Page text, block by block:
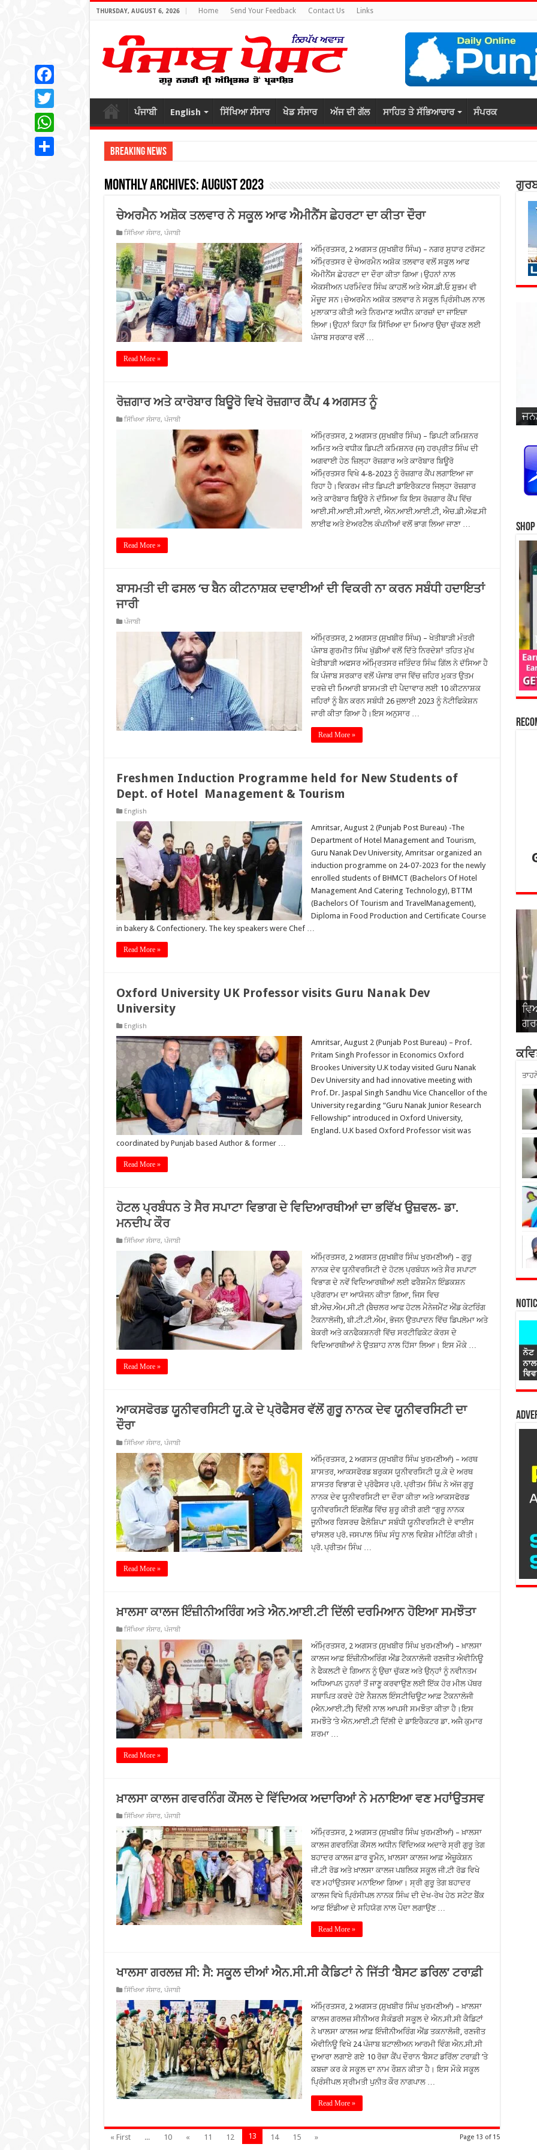
THURSDAY, AUGUST 6, 2026 Home Send Your Feedback Contact Us Links
ਪੰਜਾਬੀ English ਸਿੱਖਿਆ ਸੰਸਾਰ ਖੇਡ ਸੰਸਾਰ ਅੱਜ ਦੀ ਗੱਲ ਸਾਹਿਤ ਤੇ ਸੱਭਿਆਚਾਰ ਸੰਪਰਕ
Breaking News
Monthly Archives:August 2023
ਚੇਅਰਮੈਨ ਅਸ਼ੋਕ ਤਲਵਾਰ ਨੇ ਸਕੂਲ ਆਫ ਐਮੀਨੈਂਸ ਛੇਹਰਟਾ ਦਾ ਕੀਤਾ ਦੌਰਾ
ਸਿੱਖਿਆ ਸੰਸਾਰ, ਪੰਜਾਬੀ
ਅੰਮ੍ਰਿਤਸਰ, 2 ਅਗਸਤ (ਸੁਖਬੀਰ ਸਿੰਘ) – ਨਗਰ ਸੁਧਾਰ ਟਰੱਸਟ
ਅੰਮ੍ਰਿਤਸਰ ਦੇ ਚੇਅਰਮੈਨ ਅਸ਼ੋਕ ਤਲਵਾਰ ਵਲੋਂ ਸਕੂਲ ਆਫ
ਐਮੀਨੈਂਸ ਛੇਹਰਟਾ ਦਾ ਦੌਰਾ ਕੀਤਾ ਗਿਆ।ਉਹਨਾਂ ਨਾਲ
ਐਕਸੀਅਨ ਪਰਮਿੰਦਰ ਸਿੰਘ ਕਾਹਲੋਂ ਅਤੇ ਐਸ.ਡੀ.ਓ ਸ਼ੁਭਮ ਵੀ
ਮੌਜ਼ੂਦ ਸਨ।ਚੇਅਰਮੈਨ ਅਸ਼ੋਕ ਤਲਵਾਰ ਨੇ ਸਕੂਲ ਪ੍ਰਿੰਸੀਪਲ ਨਾਲ
ਮੁਲਾਕਾਤ ਕੀਤੀ ਅਤੇ ਨਿਰਮਾਣ ਅਧੀਨ ਕਾਰਜ਼ਾਂ ਦਾ ਜਾਇਜ਼ਾ
ਲਿਆ।ਉਹਨਾਂ ਕਿਹਾ ਕਿ ਸਿੱਖਿਆ ਦਾ ਮਿਆਰ ਉਚਾ ਚੁੱਕਣ ਲਈ
ਪੰਜਾਬ ਸਰਕਾਰ ਵਲੋਂ …
Read More »
ਰੋਜ਼ਗਾਰ ਅਤੇ ਕਾਰੋਬਾਰ ਬਿਊਰੋ ਵਿਖੇ ਰੋਜ਼ਗਾਰ ਕੈਂਪ 4 ਅਗਸਤ ਨੂੰ
ਸਿੱਖਿਆ ਸੰਸਾਰ, ਪੰਜਾਬੀ
ਅੰਮ੍ਰਿਤਸਰ, 2 ਅਗਸਤ (ਸੁਖਬੀਰ ਸਿੰਘ) – ਡਿਪਟੀ ਕਮਿਸ਼ਨਰ
ਅਮਿਤ ਅਤੇ ਵਧੀਕ ਡਿਪਟੀ ਕਮਿਸ਼ਨਰ (ਜ) ਹਰਪ੍ਰੀਤ ਸਿੰਘ ਦੀ
ਅਗਵਾਈ ਹੇਠ ਜ਼ਿਲ੍ਹਾ ਰੋਜ਼ਗਾਰ ਅਤੇ ਕਾਰੋਬਾਰ ਬਿਊਰੋ
ਅੰਮ੍ਰਿਤਸਰ ਵਿਖੇ 4-8-2023 ਨੂੰ ਰੋਜ਼ਗਾਰ ਕੈਂਪ ਲਗਾਇਆ ਜਾ
ਰਿਹਾ ਹੈ।ਵਿਕਰਮ ਜੀਤ ਡਿਪਟੀ ਡਾਇਰੈਕਟਰ ਜਿਲ੍ਹਾ ਰੋਜ਼ਗਾਰ
ਅਤੇ ਕਾਰੋਬਾਰ ਬਿਊਰੋ ਨੇ ਦੱਸਿਆ ਕਿ ਇਸ ਰੋਜ਼ਗਾਰ ਕੈਂਪ ਵਿੱਚ
ਆਈ.ਸੀ.ਆਈ.ਸੀ.ਆਈ, ਐਨ.ਆਈ.ਆਈ.ਟੀ, ਐਚ.ਡੀ.ਐਫ.ਸੀ
ਲਾਈਫ ਅਤੇ ਏਅਰਟੈਲ ਕੰਪਨੀਆਂ ਵਲੋਂ ਭਾਗ ਲਿਆ ਜਾਣਾ …
Read More »
ਬਾਸਮਤੀ ਦੀ ਫਸਲ ‘ਚ ਬੈਨ ਕੀਟਨਾਸ਼ਕ ਦਵਾਈਆਂ ਦੀ ਵਿਕਰੀ ਨਾ ਕਰਨ ਸਬੰਧੀ ਹਦਾਇਤਾਂ
ਜਾਰੀ
ਪੰਜਾਬੀ
ਅੰਮ੍ਰਿਤਸਰ, 2 ਅਗਸਤ (ਸੁਖਬੀਰ ਸਿੰਘ) – ਖੇਤੀਬਾੜੀ ਮੰਤਰੀ
ਪੰਜਾਬ ਗੁਰਮੀਤ ਸਿੰਘ ਖੁੱਡੀਆਂ ਵਲੋਂ ਦਿੱਤੇ ਨਿਰਦੇਸ਼ਾਂ ਤਹਿਤ ਮੁੱਖ
ਖੇਤੀਬਾੜੀ ਅਫਸਰ ਅੰਮ੍ਰਿਤਸਰ ਜਤਿੰਦਰ ਸਿੰਘ ਗਿੱਲ ਨੇ ਦੱਸਿਆ ਹੈ
ਕਿ ਪੰਜਾਬ ਸਰਕਾਰ ਵਲੋਂ ਪੰਜਾਬ ਰਾਜ ਵਿੱਚ ਜ਼ਹਿਰ ਮੁਕਤ ਉਤਮ
ਦਰਜ਼ੇ ਦੀ ਮਿਆਰੀ ਬਾਸਮਤੀ ਦੀ ਪੈਦਾਵਾਰ ਲਈ 10 ਕੀਟਨਾਸ਼ਕ
ਜਹਿਰਾਂ ਨੂੰ ਬੈਨ ਕਰਨ ਸਬੰਧੀ 26 ਜੁਲਾਈ 2023 ਨੂੰ ਨੋਟੀਫਿਕੇਸ਼ਨ
ਜਾਰੀ ਕੀਤਾ ਗਿਆ ਹੈ।ਇਸ ਅਨੁਸਾਰ …
Read More »
Freshmen Induction Programme held for New Students of
Dept. of Hotel Management & Tourism
English
Amritsar, August 2 (Punjab Post Bureau) -The
Department of Hotel Management and Tourism,
Guru Nanak Dev University, Amritsar organized an
induction programme on 24-07-2023 for the newly
enrolled students of BHMCT (Bachelors Of Hotel
Management And Catering Technology), BTTM
(Bachelors Of Tourism and TravelManagement),
Diploma in Food Production and Certificate Course
in bakery & Confectionery. The key speakers were Chef …
Read More »
Oxford University UK Professor visits Guru Nanak Dev
University
English
Amritsar, August 2 (Punjab Post Bureau) – Prof.
Pritam Singh Professor in Economics Oxford
Brookes University U.K today visited Guru Nanak
Dev University and had innovative meeting with
Prof. Dr. Jaspal Singh Sandhu Vice Chancellor of the
University regarding “Guru Nanak Junior Research
Fellowship” introduced in Oxford University,
England. U.K based Oxford Professor visit was
coordinated by Punjab based Author & former …
Read More »
ਹੋਟਲ ਪ੍ਰਬੰਧਨ ਤੇ ਸੈਰ ਸਪਾਟਾ ਵਿਭਾਗ ਦੇ ਵਿਦਿਆਰਥੀਆਂ ਦਾ ਭਵਿੱਖ ਉਜ਼ਵਲ- ਡਾ.
ਮਨਦੀਪ ਕੌਰ
ਸਿੱਖਿਆ ਸੰਸਾਰ, ਪੰਜਾਬੀ
ਅੰਮ੍ਰਿਤਸਰ, 2 ਅਗਸਤ (ਸੁਖਬੀਰ ਸਿੰਘ ਖੁਰਮਣੀਆਂ) – ਗੁਰੂ
ਨਾਨਕ ਦੇਵ ਯੂਨੀਵਰਸਿਟੀ ਦੇ ਹੋਟਲ ਪ੍ਰਬੰਧਨ ਅਤੇ ਸੈਰ ਸਪਾਟਾ
ਵਿਭਾਗ ਦੇ ਨਵੇਂ ਵਿਦਿਆਰਥੀਆਂ ਲਈ ਫਰੈਸ਼ਮੈਨ ਇੰਡਕਸ਼ਨ
ਪ੍ਰੋਗਰਾਮ ਦਾ ਆਯੋਜਨ ਕੀਤਾ ਗਿਆ, ਜਿਸ ਵਿਚ
ਬੀ.ਐਚ.ਐਮ.ਸੀ.ਟੀ (ਬੈਚਲਰ ਆਫ ਹੋਟਲ ਮੈਨੇਜਮੈਂਟ ਐਂਡ ਕੇਟਰਿੰਗ
ਟੈਕਨਾਲੋਜੀ), ਬੀ.ਟੀ.ਟੀ.ਐਮ, ਭੋਜਨ ਉਤਪਾਦਨ ਵਿੱਚ ਡਿਪਲੋਮਾ ਅਤੇ
ਬੇਕਰੀ ਅਤੇ ਕਨਫੈਕਸ਼ਨਰੀ ਵਿੱਚ ਸਰਟੀਫਿਕੇਟ ਕੋਰਸ ਦੇ
ਵਿਦਿਆਰਥੀਆਂ ਨੇ ਉਤਸ਼ਾਹ ਨਾਲ ਹਿੱਸਾ ਲਿਆ। ਇਸ ਮੌਕੇ …
Read More »
ਆਕਸਫੋਰਡ ਯੂਨੀਵਰਸਿਟੀ ਯੂ.ਕੇ ਦੇ ਪ੍ਰੋਫੈਸਰ ਵੱਲੋਂ ਗੁਰੂ ਨਾਨਕ ਦੇਵ ਯੂਨੀਵਰਸਿਟੀ ਦਾ
ਦੌਰਾ
ਸਿੱਖਿਆ ਸੰਸਾਰ, ਪੰਜਾਬੀ
ਅੰਮ੍ਰਿਤਸਰ, 2 ਅਗਸਤ (ਸੁਖਬੀਰ ਸਿੰਘ ਖੁਰਮਣੀਆਂ) – ਅਰਥ
ਸ਼ਾਸਤਰ, ਆਕਸਫੋਰਡ ਬਰੁਕਸ ਯੂਨੀਵਰਸਿਟੀ ਯੂ.ਕੇ ਦੇ ਅਰਥ
ਸ਼ਾਸਤਰ ਵਿਭਾਗ ਦੇ ਪ੍ਰੋਫੈਸਰ ਪ੍ਰੋ. ਪ੍ਰੀਤਮ ਸਿੰਘ ਨੇ ਅੱਜ ਗੁਰੂ
ਨਾਨਕ ਦੇਵ ਯੂਨੀਵਰਸਿਟੀ ਦਾ ਦੌਰਾ ਕੀਤਾ ਅਤੇ ਆਕਸਫੋਰਡ
ਯੂਨੀਵਰਸਿਟੀ ਇੰਗਲੈਂਡ ਵਿੱਚ ਸ਼ੁਰੂ ਕੀਤੀ ਗਈ “ਗੁਰੂ ਨਾਨਕ
ਜੂਨੀਅਰ ਰਿਸਰਚ ਫੈਲੋਸ਼ਿਪ” ਸਬੰਧੀ ਯੂਨੀਵਰਸਿਟੀ ਦੇ ਵਾਈਸ
ਚਾਂਸਲਰ ਪ੍ਰੋ. ਜਸਪਾਲ ਸਿੰਘ ਸੰਧੂ ਨਾਲ ਵਿਸ਼ੇੇਸ਼ ਮੀਟਿੰਗ ਕੀਤੀ।
ਪ੍ਰੋ. ਪ੍ਰੀਤਮ ਸਿੰਘ …
Read More »
ਖ਼ਾਲਸਾ ਕਾਲਜ ਇੰਜ਼ੀਨੀਅਰਿੰਗ ਅਤੇ ਐਨ.ਆਈ.ਟੀ ਦਿੱਲੀ ਦਰਮਿਆਨ ਹੋਇਆ ਸਮਝੌਤਾ
ਸਿੱਖਿਆ ਸੰਸਾਰ, ਪੰਜਾਬੀ
ਅੰਮ੍ਰਿਤਸਰ, 2 ਅਗਸਤ (ਸੁਖਬੀਰ ਸਿੰਘ ਖੁਰਮਣੀਆਂ) – ਖ਼ਾਲਸਾ
ਕਾਲਜ ਆਫ਼ ਇੰਜ਼ੀਨੀਅਰਿੰਗ ਐਂਡ ਟੈਕਨਾਲੋਜੀ ਰਣਜੀਤ ਐਵੀਨਿਊ
ਨੇ ਫੈਕਲਟੀ ਦੇ ਗਿਆਨ ਨੂੰ ਉਚਾ ਚੁੱਕਣ ਅਤੇ ਉਨ੍ਹਾਂ ਨੂੰ ਨਵੀਨਤਮ
ਅਧਿਆਪਨ ਹੁਨਰਾਂ ਤੋਂ ਜਾਣੂ ਕਰਵਾਉਣ ਲਈ ਇੱਕ ਹੋਰ ਮੀਲ ਪੱਥਰ
ਸਥਾਪਿਤ ਕਰਦੇ ਹੋਏ ਨੈਸ਼ਨਲ ਇੰਸਟੀਚਿਊਟ ਆਫ਼ ਟੈਕਨਾਲੋਜੀ
(ਐਨ.ਆਈ.ਟੀ) ਦਿੱਲੀ ਨਾਲ ਆਪਸੀ ਸਮਝੌਤਾ ਕੀਤਾ ਹੈ।ਇਸ
ਸਮਝੌਤੇ ’ਤੇ ਐਨ.ਆਈ.ਟੀ ਦਿੱਲੀ ਦੇ ਡਾਇਰੈਕਟਰ ਡਾ. ਅਜੈ ਕੁਮਾਰ
ਸ਼ਰਮਾ …
Read More »
ਖ਼ਾਲਸਾ ਕਾਲਜ ਗਵਰਨਿੰਗ ਕੌਂਸਲ ਦੇ ਵਿੱਦਿਅਕ ਅਦਾਰਿਆਂ ਨੇ ਮਨਾਇਆ ਵਣ ਮਹਾਂਉਤਸਵ
ਸਿੱਖਿਆ ਸੰਸਾਰ, ਪੰਜਾਬੀ
ਅੰਮ੍ਰਿਤਸਰ, 2 ਅਗਸਤ (ਸੁਖਬੀਰ ਸਿੰਘ ਖੁਰਮਣੀਆਂ) – ਖ਼ਾਲਸਾ
ਕਾਲਜ ਗਵਰਨਿੰਗ ਕੌਂਸਲ ਅਧੀਨ ਵਿੱਦਿਅਕ ਅਦਾਰੇ ਸ੍ਰੀ ਗੁਰੂ ਤੇਗ
ਬਹਾਦਰ ਕਾਲਜ ਫ਼ਾਰ ਵੂਮੈਨ, ਖ਼ਾਲਸਾ ਕਾਲਜ ਆਫ਼ ਐਜ਼ੂਕੇਸ਼ਨ
ਜੀ.ਟੀ ਰੋਡ ਅਤੇ ਖ਼ਾਲਸਾ ਕਾਲਜ ਪਬਲਿਕ ਸਕੂਲ ਜੀ.ਟੀ ਰੋਡ ਵਿਖੇ
ਵਣ ਮਹਾਂਉਤਸਵ ਮਨਾਇਆ ਗਿਆ। ਸ੍ਰੀ ਗੁਰੂ ਤੇਗ ਬਹਾਦਰ
ਕਾਲਜ ਵਿਖੇ ਪ੍ਰਿੰਸੀਪਲ ਨਾਨਕ ਸਿੰਘ ਦੀ ਦੇਖ-ਰੇਖ ਹੇਠ ਸਟੇਟ ਬੈਂਕ
ਆਫ਼ ਇੰਡੀਆ ਦੇ ਸਹਿਯੋਗ ਨਾਲ ਪੌਦਾ ਲਗਾਉਣ …
Read More »
ਖਾਲਸਾ ਗਰਲਜ਼ ਸੀ: ਸੈ: ਸਕੂਲ ਦੀਆਂ ਐਨ.ਸੀ.ਸੀ ਕੈਡਿਟਾਂ ਨੇ ਜਿੱਤੀ ‘ਬੈਸਟ ਡਰਿਲ’ ਟਰਾਫ਼ੀ
ਸਿੱਖਿਆ ਸੰਸਾਰ, ਪੰਜਾਬੀ
ਅੰਮ੍ਰਿਤਸਰ, 2 ਅਗਸਤ (ਸੁਖਬੀਰ ਸਿੰਘ ਖੁਰਮਣੀਆਂ) – ਖ਼ਾਲਸਾ
ਕਾਲਜ ਗਰਲਜ਼ ਸੀਨੀਅਰ ਸੈਕੰਡਰੀ ਸਕੂਲ ਦੇ ਐਨ.ਸੀ.ਸੀ ਕੈਡਿਟਾਂ
ਨੇ ਖਾਲਸਾ ਕਾਲਜ ਆਫ਼ ਇੰਜੀਨੀਅਰਿੰਗ ਐਂਡ ਤਕਨਾਲੋਜੀ, ਰਣਜੀਤ
ਐਵੀਨਿਊ ਵਿਖੇ 24 ਪੰਜਾਬ ਬਟਾਲੀਅਨ ਆਰਮੀ ਵਿੰਗ ਐਨ.ਸੀ.ਸੀ
ਦੁਆਰਾ ਲਗਾਏ ਗਏ 10 ਰੋਜ਼ਾ ਕੈਂਪ ਦੌਰਾਨ ‘ਬੈਸਟ ਡਰਿੱਲ’ ਟਰਾਫ਼ੀ ’ਤੇ
ਕਬਜ਼ਾ ਕਰ ਕੇ ਸਕੂਲ ਦਾ ਨਾਮ ਰੌਸ਼ਨ ਕੀਤਾ ਹੈ। ਇਸ ਮੌਕੇ ਸਕੂਲ
ਪ੍ਰਿੰਸੀਪਲ ਸ੍ਰੀਮਤੀ ਪੁਨੀਤ ਕੌਰ ਨਾਗਪਾਲ …
Read More »
Page 13 of 15
« First ... 10 « 11 12 13 14 15 »
Facebook
Twitter
WhatsApp